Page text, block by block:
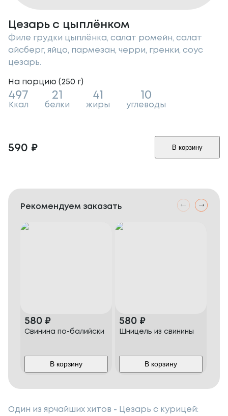
Цезарь с цыплёнком
Филе грудки цыплёнка, салат ромейн, салат
айсберг, яйцо, пармезан, черри, гренки, соус
цезарь.
На порцию (250 г)
497
Ккал
21
белки
41
жиры
10
углеводы
590 ₽ В корзину
Рекомендуем заказать
580 ₽
Свинина по-балийски
В корзину
580 ₽
Шницель из свинины
В корзину
Один из ярчайших хитов - Цезарь с курицей: